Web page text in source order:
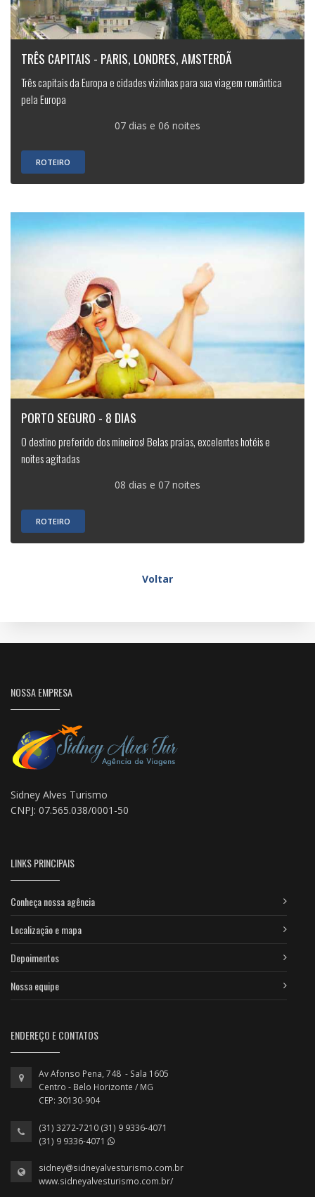
TRÊS CAPITAIS - PARIS, LONDRES, AMSTERDÃ
Três capitais da Europa e cidades vizinhas para sua viagem romântica
pela Europa
07 dias e 06 noites
ROTEIRO
PORTO SEGURO - 8 DIAS
O destino preferido dos mineiros! Belas praias, excelentes hotéis e
noites agitadas
08 dias e 07 noites
ROTEIRO
Voltar
NOSSA EMPRESA
Sidney Alves Turismo
CNPJ: 07.565.038/0001-50
LINKS PRINCIPAIS
Conheça nossa agência
Localização e mapa
Depoimentos
Nossa equipe
ENDEREÇO E CONTATOS
Av Afonso Pena, 748 - Sala 1605
Centro - Belo Horizonte / MG
CEP: 30130-904
(31) 3272-7210 (31) 9 9336-4071
(31) 9 9336-4071
sidney@sidneyalvesturismo.com.br
www.sidneyalvesturismo.com.br/